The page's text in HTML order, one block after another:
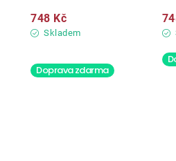
Skladem
748 Kč
Doprava zdarma